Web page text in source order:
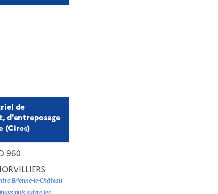
de
d'entreposage
(Cires)
960
Brienne-le-Château